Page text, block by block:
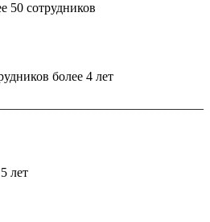
50 сотрудников
более 4 лет
лет